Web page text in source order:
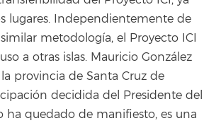
lugares. Independientemente de
metodología, el Proyecto ICI
a otras islas. Mauricio González
provincia de Santa Cruz de
decidida del Presidente del
ha quedado de manifiesto, es una